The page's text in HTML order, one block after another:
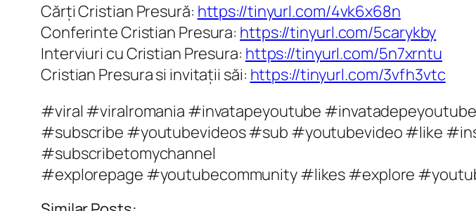
Cărți Cristian Presură: https://tinyurl.com/4vk6x68n
Conferinte Cristian Presura: https://tinyurl.com/5carykby
Interviuri cu Cristian Presura: https://tinyurl.com/5n7xrntu
Cristian Presura si invitații săi: https://tinyurl.com/3vfh3vtc
#viral #viralromania #invatapeyoutube
#subscribe #youtubevideos #sub #youtubevideo #like
#subscribetomychannel
#explorepage #youtubecommunity #likes #explore